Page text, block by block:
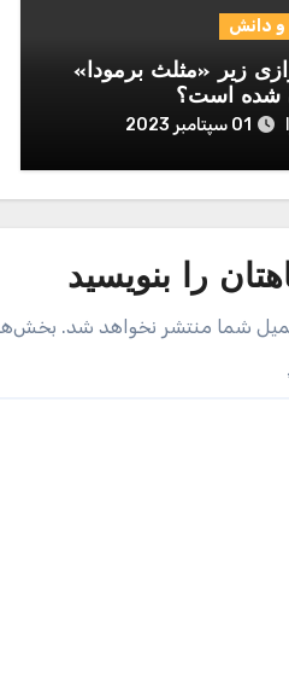
و دانش
زیر «مثلث برمودا»
شده است؟
01 سپتامبر 2023
را بنویسید
شما منتشر نخواهد شد.